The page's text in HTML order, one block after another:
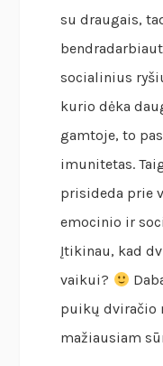
su draugais,
socialinius
kurio dėka
gamtoje, to
imunitetas.
prisideda prie
emocinio ir
Įtikinau, kad
vaikui?
puikų dviračio
mažiausiam